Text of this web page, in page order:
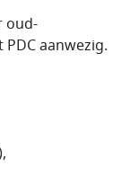
oud-
aanwezig.